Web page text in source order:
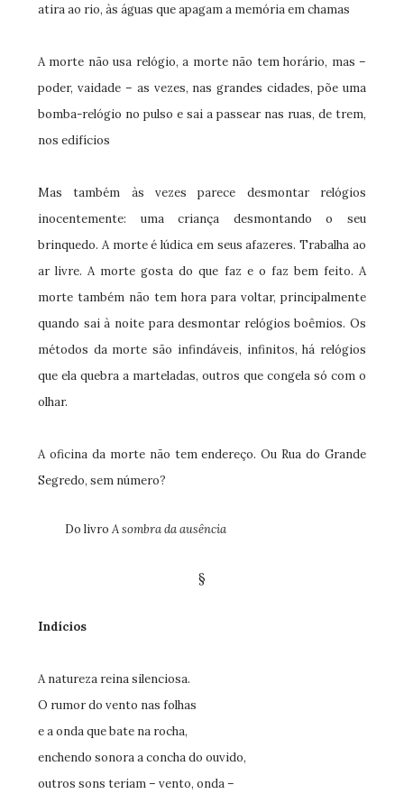
atira ao rio, às águas que apagam a memória em chamas
A morte não usa relógio, a morte não tem horário, mas –
poder, vaidade – as vezes, nas grandes cidades, põe uma
bomba-relógio no pulso e sai a passear nas ruas, de trem,
nos edifícios
Mas também às vezes parece desmontar relógios
inocentemente: uma criança desmontando o seu
brinquedo. A morte é lúdica em seus afazeres. Trabalha ao
ar livre. A morte gosta do que faz e o faz bem feito. A
morte também não tem hora para voltar, principalmente
quando sai à noite para desmontar relógios boêmios. Os
métodos da morte são infindáveis, infinitos, há relógios
que ela quebra a marteladas, outros que congela só com o
olhar.
A oficina da morte não tem endereço. Ou Rua do Grande
Segredo, sem número?
Do livro A sombra da ausência
§
Indícios
A natureza reina silenciosa.
O rumor do vento nas folhas
e a onda que bate na rocha,
enchendo sonora a concha do ouvido,
outros sons teriam – vento, onda –